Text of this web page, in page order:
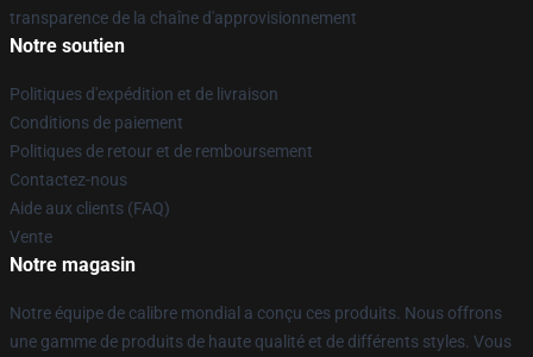
transparence de la chaîne d'approvisionnement
Notre soutien
Politiques d'expédition et de livraison
Conditions de paiement
Politiques de retour et de remboursement
Contactez-nous
Aide aux clients (FAQ)
Vente
Notre magasin
Notre équipe de calibre mondial a conçu ces produits. Nous offrons
une gamme de produits de haute qualité et de différents styles. Vous